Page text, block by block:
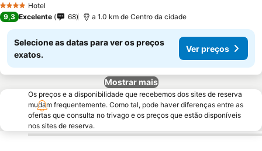
4 EstrelasHotel
9,3 Excelente 68 a 1.0 km de Centro da cidade
Selecione as datas para ver os preços
exatos.
Ver preços
Mostrar mais
Os preços e a disponibilidade que recebemos dos sites de reserva
mudam frequentemente. Como tal, pode haver diferenças entre as
ofertas que consulta no trivago e os preços que estão disponíveis
nos sites de reserva.